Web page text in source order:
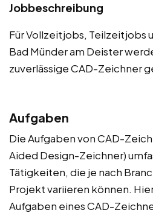
Jobbeschreibung
Für Vollzeitjobs, Teilzeitjobs
Bad Münder am Deister
zuverlässige CAD-Zeichner
Aufgaben
Die Aufgaben von CAD-
Aided Design-Zeichner)
Tätigkeiten, die je nach
Projekt variieren können.
Aufgaben eines CAD-